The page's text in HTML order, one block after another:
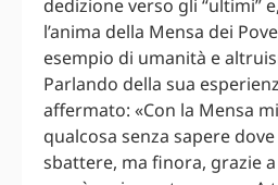
dedizione verso gli “ultimi”
l’anima della Mensa dei
esempio di umanità e
Parlando della sua
affermato: «Con la Mensa
qualcosa senza sapere
sbattere, ma finora, grazie